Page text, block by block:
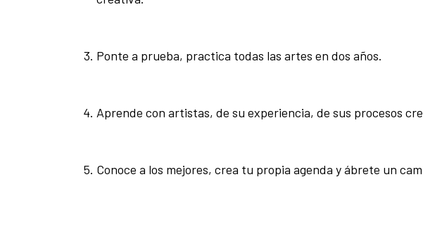
Ponte a prueba, practica todas las artes en dos años.
Aprende con artistas, de su experiencia, de sus procesos
Conoce a los mejores, crea tu propia agenda y ábrete un